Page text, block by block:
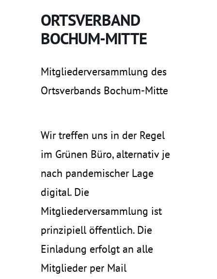
ORTSVERBAND
BOCHUM-MITTE
Mitgliederversammlung des
Ortsverbands Bochum-Mitte
Wir treffen uns in der Regel
im Grünen Büro, alternativ je
nach pandemischer Lage
digital. Die
Mitgliederversammlung ist
prinzipiell öffentlich. Die
Einladung erfolgt an alle
Mitglieder per Mail